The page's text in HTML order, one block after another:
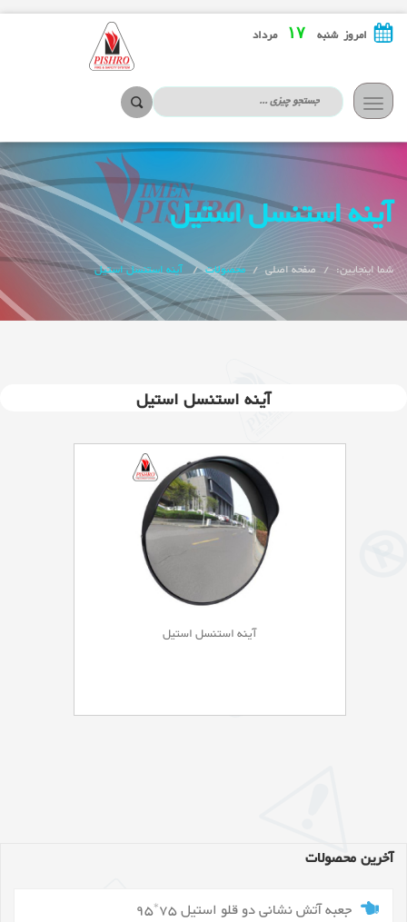
امروز شنبه۱۷ مرداد
تعویض
ناوبری
آینه استنسل استیل
شما اینجایین: صفحه اصلی محصولات آینه استنسل استیل
آینه استنسل استیل
آینه استنسل استیل
آخرین محصولات
جعبه آتش نشانی دو قلو استیل 75*95